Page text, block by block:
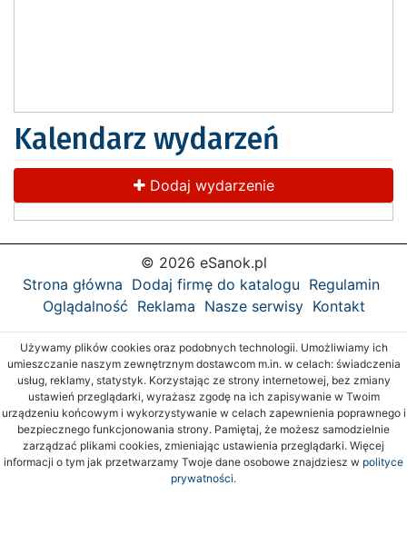
Kalendarz wydarzeń
Dodaj wydarzenie
© 2026 eSanok.pl
Strona główna Dodaj firmę do katalogu Regulamin
Oglądalność Reklama Nasze serwisy Kontakt
Używamy plików cookies oraz podobnych technologii. Umożliwiamy ich
umieszczanie naszym zewnętrznym dostawcom m.in. w celach: świadczenia
usług, reklamy, statystyk. Korzystając ze strony internetowej, bez zmiany
ustawień przeglądarki, wyrażasz zgodę na ich zapisywanie w Twoim
urządzeniu końcowym i wykorzystywanie w celach zapewnienia poprawnego i
bezpiecznego funkcjonowania strony. Pamiętaj, że możesz samodzielnie
zarządzać plikami cookies, zmieniając ustawienia przeglądarki. Więcej
informacji o tym jak przetwarzamy Twoje dane osobowe znajdziesz w polityce
prywatności.